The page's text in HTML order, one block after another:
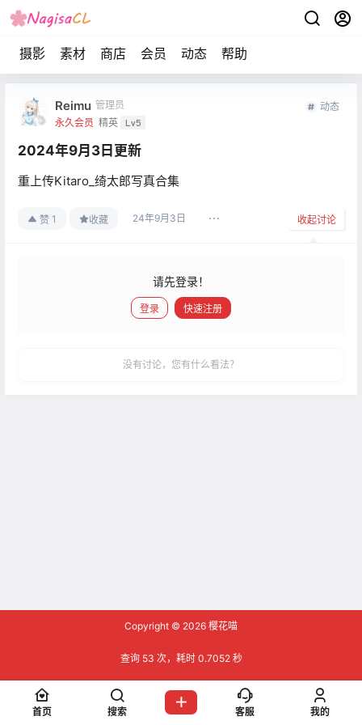
摄影 素材 商店 会员 动态 帮助
Reimu 管理员
永久会员 精英 Lv5
动态
2024年9月3日更新
重上传Kitaro_绮太郎写真合集
赞 1 收藏 24年9月3日 收起讨论
请先登录！
登录 快速注册
没有讨论，您有什么看法？
Copyright © 2026 樱花喵
查询 53 次，耗时 0.7052 秒
首页 搜索 客服 我的